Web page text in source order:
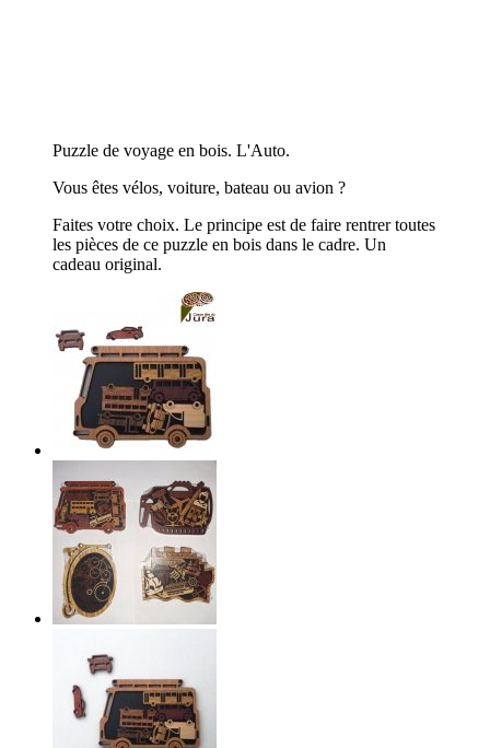
Puzzle de voyage en bois. L'Auto.
Vous êtes vélos, voiture, bateau ou avion ?
Faites votre choix. Le principe est de faire rentrer toutes
les pièces de ce puzzle en bois dans le cadre. Un
cadeau original.